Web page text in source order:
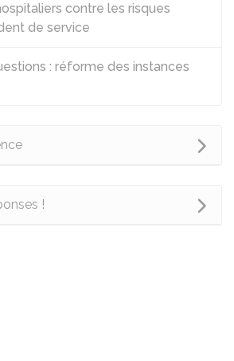
contre les risques
de service
: réforme des instances
!